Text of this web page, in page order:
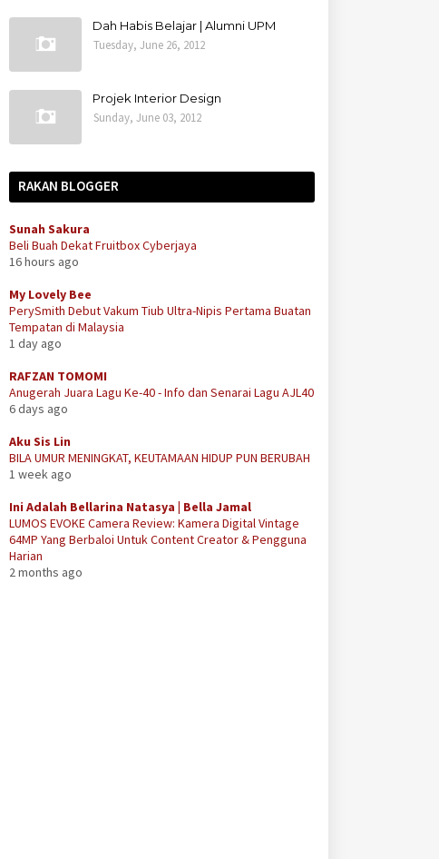
Dah Habis Belajar | Alumni UPM
Tuesday, June 26, 2012
Projek Interior Design
Sunday, June 03, 2012
RAKAN BLOGGER
Sunah Sakura
Beli Buah Dekat Fruitbox Cyberjaya
16 hours ago
My Lovely Bee
PerySmith Debut Vakum Tiub Ultra-Nipis Pertama Buatan
Tempatan di Malaysia
1 day ago
RAFZAN TOMOMI
Anugerah Juara Lagu Ke-40 - Info dan Senarai Lagu AJL40
6 days ago
Aku Sis Lin
BILA UMUR MENINGKAT, KEUTAMAAN HIDUP PUN BERUBAH
1 week ago
Ini Adalah Bellarina Natasya | Bella Jamal
LUMOS EVOKE Camera Review: Kamera Digital Vintage
64MP Yang Berbaloi Untuk Content Creator & Pengguna
Harian
2 months ago